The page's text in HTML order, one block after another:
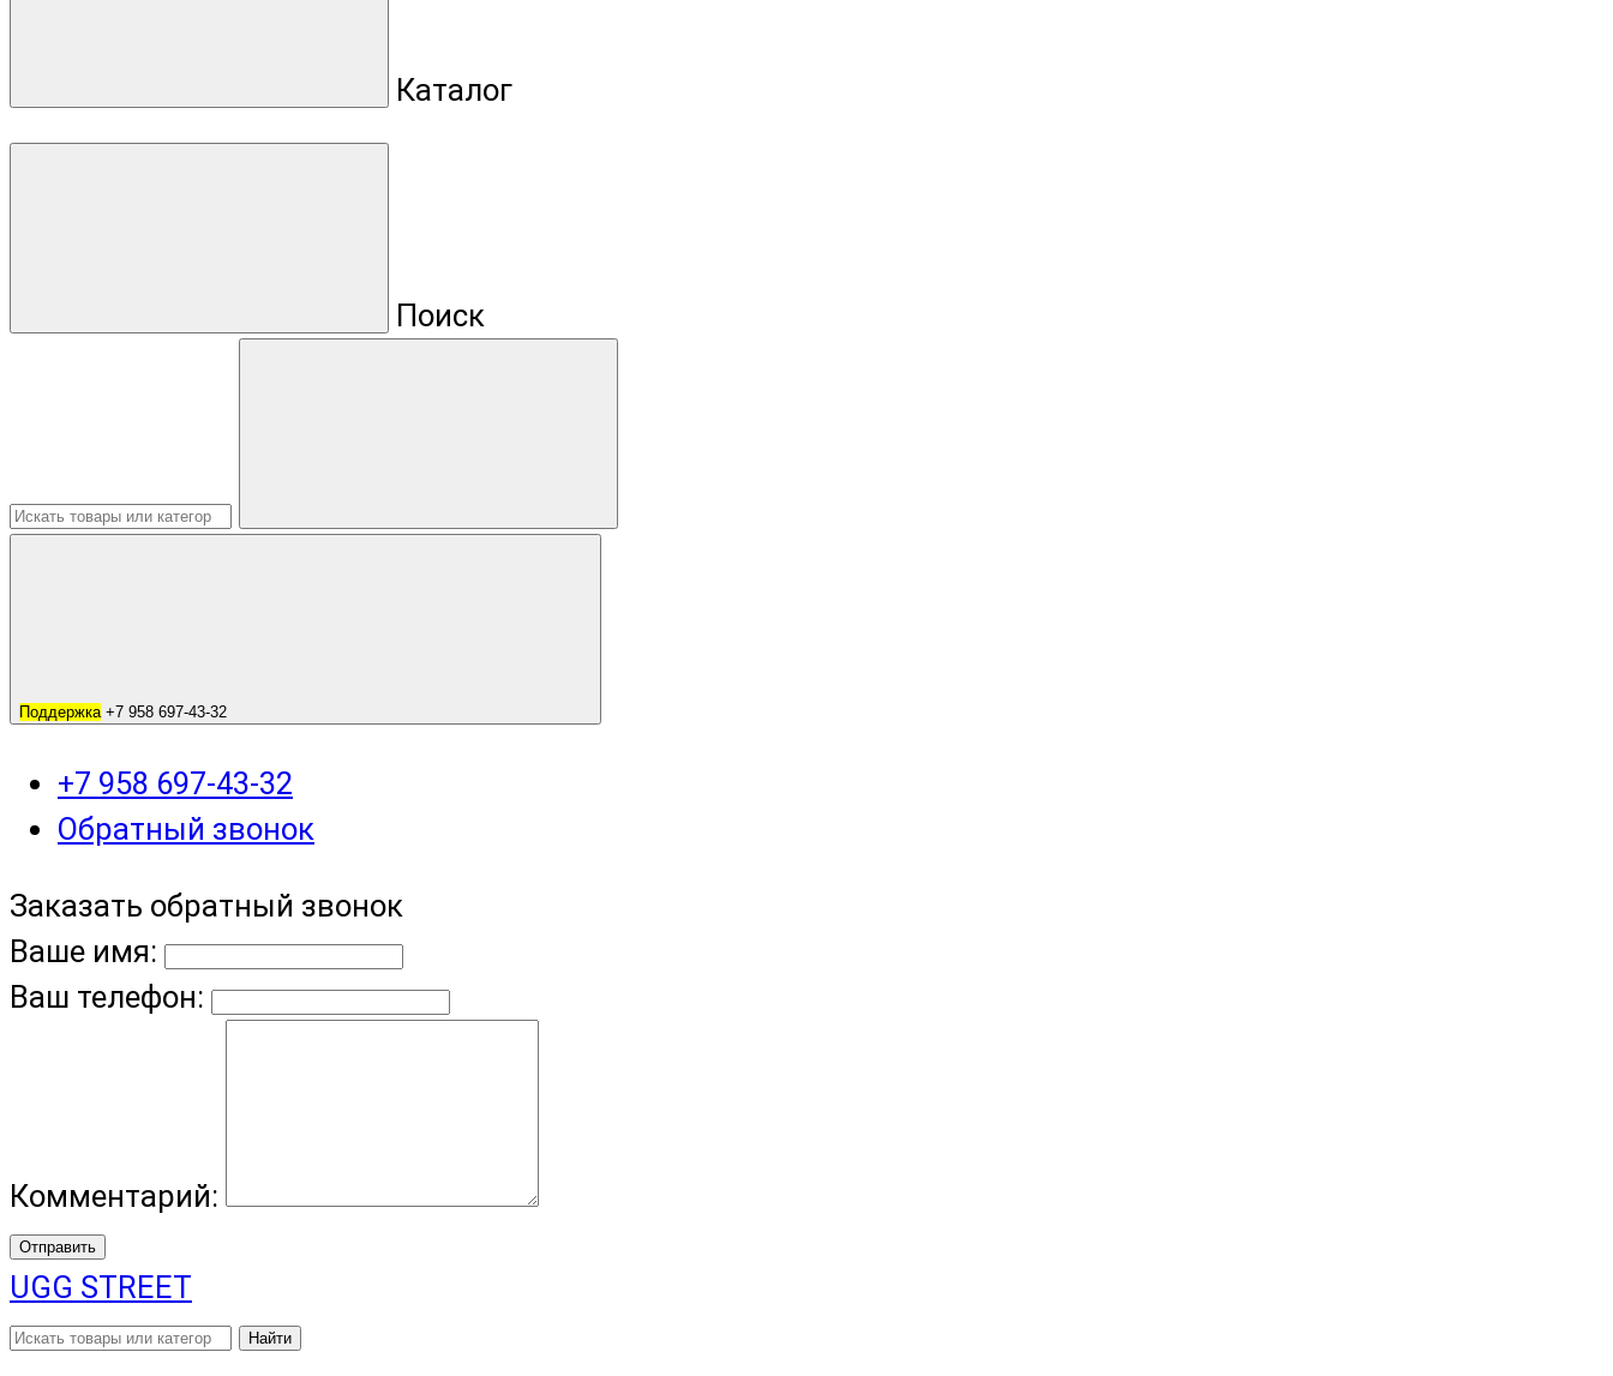
Каталог
Поиск
Поддержка+7 958 697-43-32
+7 958 697-43-32
Обратный звонок
Заказать обратный звонок
Ваше имя:
Ваш телефон:
Комментарий:
Отправить
UGG STREET
Найти